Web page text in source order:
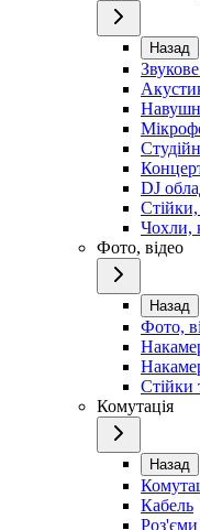
Назад
DJ
Стійки,
Чохли,
Фото, відео
Назад
Фото,
Стійки
Комутація
Назад
Кабель